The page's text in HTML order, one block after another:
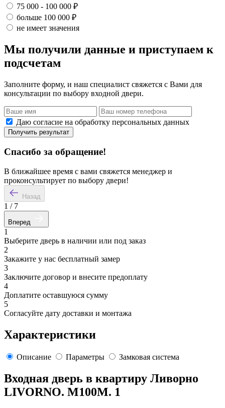
75 000 - 100 000 ₽
больше 100 000 ₽
не имеет значения
Мы получили данные и приступаем к
подсчетам
Заполните форму, и наш специалист свяжется с Вами для
консультации по выбору входной двери.
Даю согласие на обработку персональных данных
Получить результат
Спасибо за обращение!
В ближайшее время с вами свяжется менеджер и
проконсультирует по выбору двери!
Назад
1 / 7
Вперед
1
Выберите дверь в наличии или под заказ
2
Закажите у нас бесплатный замер
3
Заключите договор и внесите предоплату
4
Доплатите оставшуюся сумму
5
Согласуйте дату доставки и монтажа
Характеристики
Описание Параметры Замковая система
Входная дверь в квартиру Ливорно
LIVORNO. M100M. 1